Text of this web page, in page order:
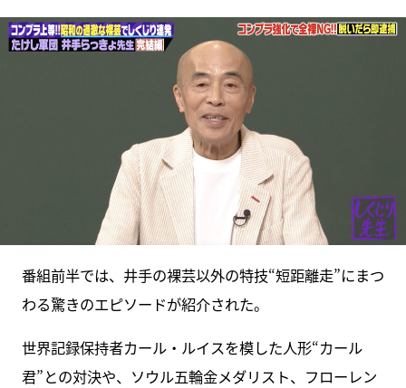
番組前半では、井手の裸芸以外の特技“短距離走”にまつ
わる驚きのエピソードが紹介された。
世界記録保持者カール・ルイスを模した人形“カール
君”との対決や、ソウル五輪金メダリスト、フローレン